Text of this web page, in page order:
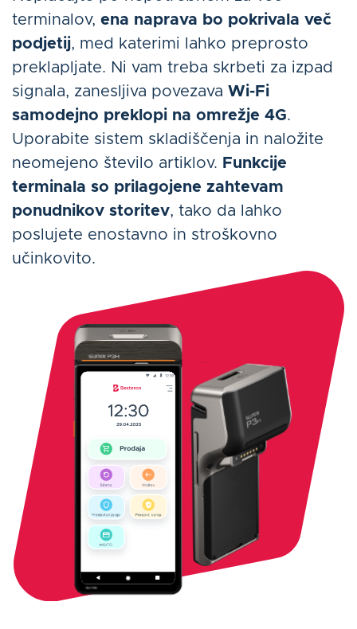
terminalov, ena naprava bo pokrivala več
podjetij, med katerimi lahko preprosto
preklapljate. Ni vam treba skrbeti za izpad
signala, zanesljiva povezava Wi-Fi
samodejno preklopi na omrežje 4G.
Uporabite sistem skladiščenja in naložite
neomejeno število artiklov. Funkcije
terminala so prilagojene zahtevam
ponudnikov storitev, tako da lahko
poslujete enostavno in stroškovno
učinkovito.